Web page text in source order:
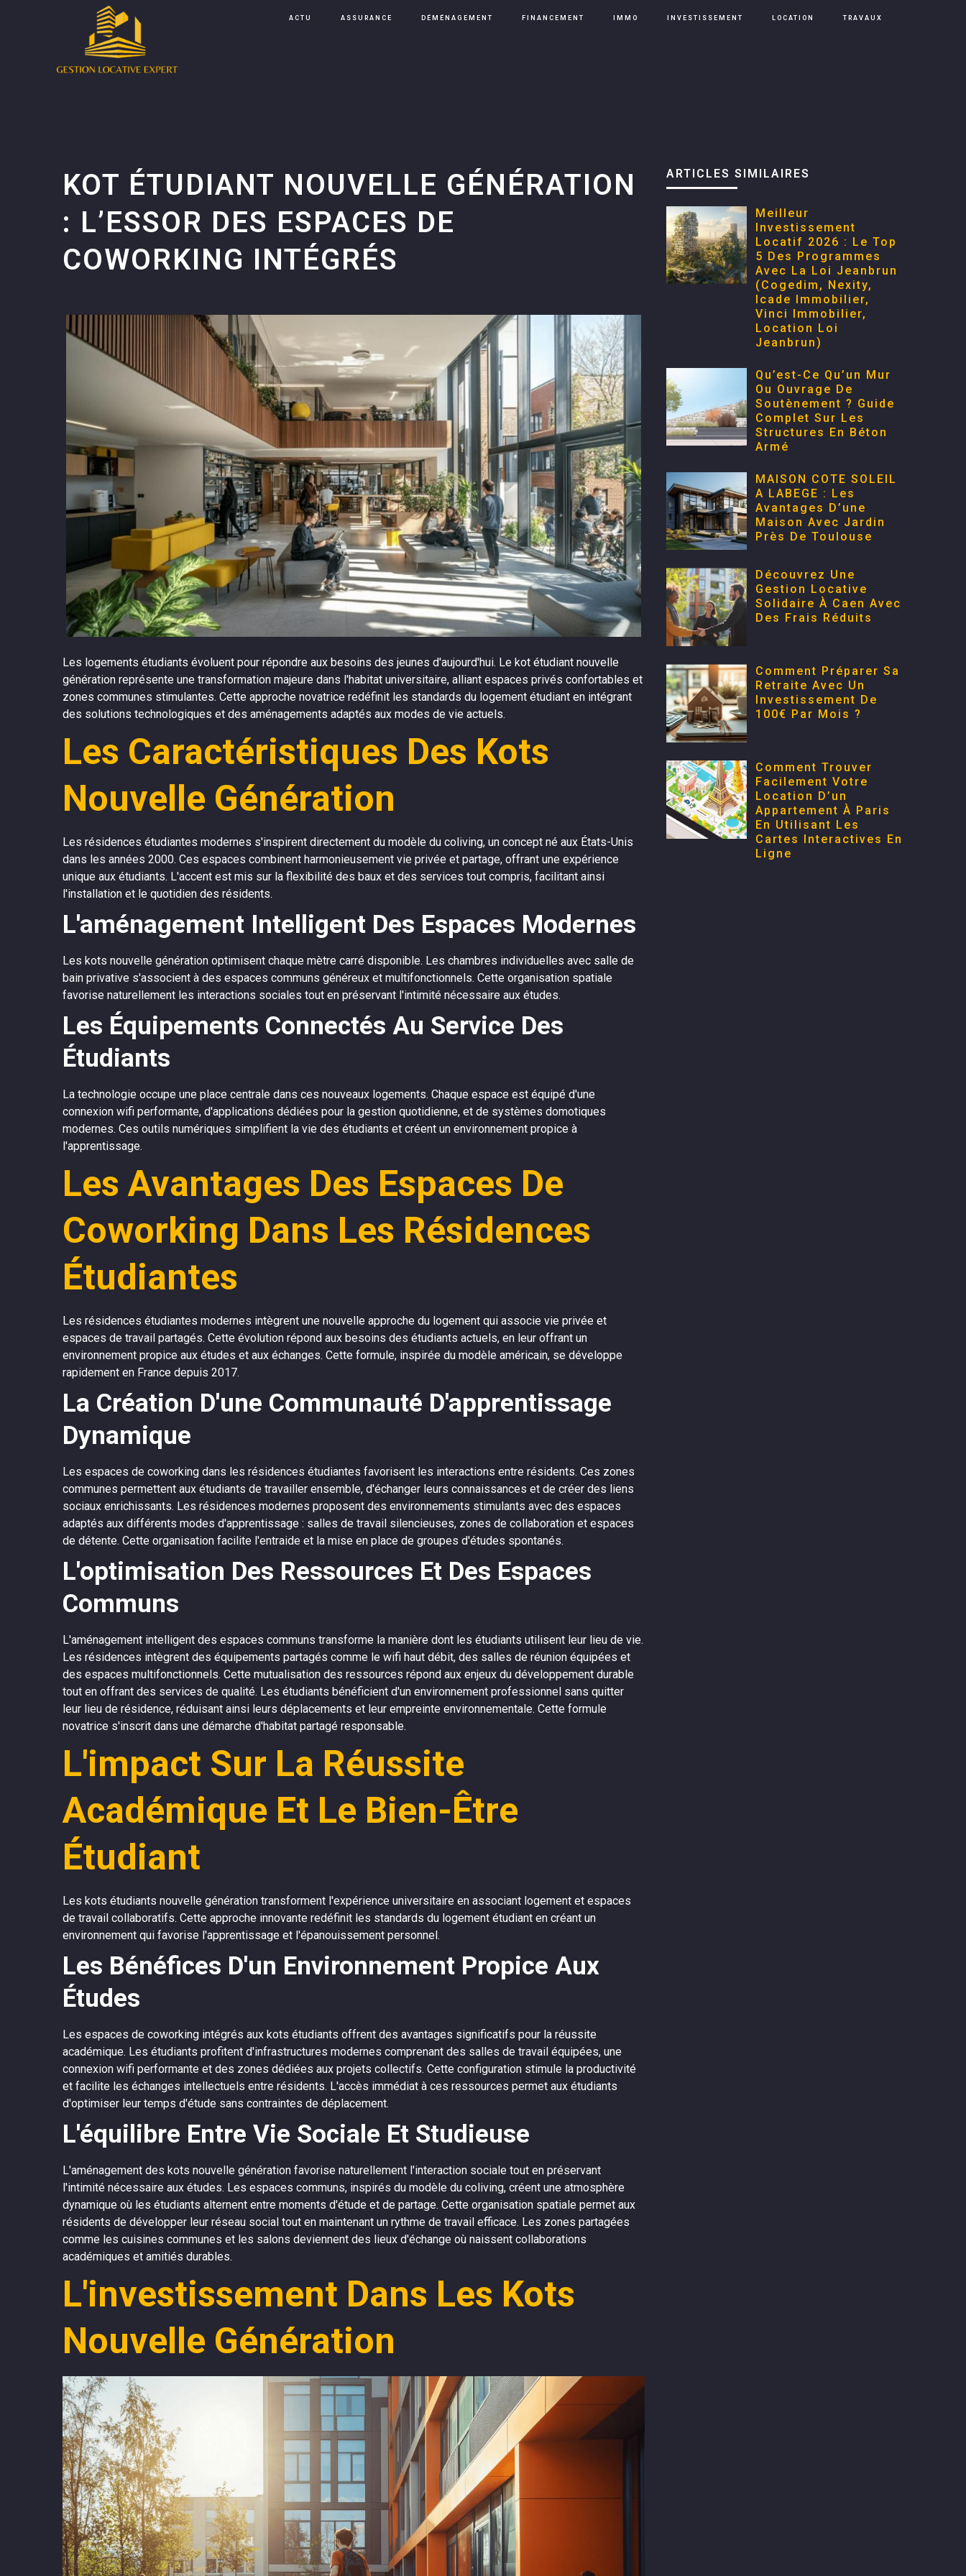
ACTU ASSURANCE DÉMÉNAGEMENT FINANCEMENT IMMO INVESTISSEMENT LOCATION TRAVAUX
KOT ÉTUDIANT NOUVELLE GÉNÉRATION
: L’ESSOR DES ESPACES DE
COWORKING INTÉGRÉS
Les logements étudiants évoluent pour répondre aux besoins des jeunes d'aujourd'hui. Le kot étudiant nouvelle
génération représente une transformation majeure dans l'habitat universitaire, alliant espaces privés confortables et
zones communes stimulantes. Cette approche novatrice redéfinit les standards du logement étudiant en intégrant
des solutions technologiques et des aménagements adaptés aux modes de vie actuels.
Les Caractéristiques Des Kots
Nouvelle Génération
Les résidences étudiantes modernes s'inspirent directement du modèle du coliving, un concept né aux États-Unis
dans les années 2000. Ces espaces combinent harmonieusement vie privée et partage, offrant une expérience
unique aux étudiants. L'accent est mis sur la flexibilité des baux et des services tout compris, facilitant ainsi
l'installation et le quotidien des résidents.
L'aménagement Intelligent Des Espaces Modernes
Les kots nouvelle génération optimisent chaque mètre carré disponible. Les chambres individuelles avec salle de
bain privative s'associent à des espaces communs généreux et multifonctionnels. Cette organisation spatiale
favorise naturellement les interactions sociales tout en préservant l'intimité nécessaire aux études.
Les Équipements Connectés Au Service Des
Étudiants
La technologie occupe une place centrale dans ces nouveaux logements. Chaque espace est équipé d'une
connexion wifi performante, d'applications dédiées pour la gestion quotidienne, et de systèmes domotiques
modernes. Ces outils numériques simplifient la vie des étudiants et créent un environnement propice à
l'apprentissage.
Les Avantages Des Espaces De
Coworking Dans Les Résidences
Étudiantes
Les résidences étudiantes modernes intègrent une nouvelle approche du logement qui associe vie privée et
espaces de travail partagés. Cette évolution répond aux besoins des étudiants actuels, en leur offrant un
environnement propice aux études et aux échanges. Cette formule, inspirée du modèle américain, se développe
rapidement en France depuis 2017.
La Création D'une Communauté D'apprentissage
Dynamique
Les espaces de coworking dans les résidences étudiantes favorisent les interactions entre résidents. Ces zones
communes permettent aux étudiants de travailler ensemble, d'échanger leurs connaissances et de créer des liens
sociaux enrichissants. Les résidences modernes proposent des environnements stimulants avec des espaces
adaptés aux différents modes d'apprentissage : salles de travail silencieuses, zones de collaboration et espaces
de détente. Cette organisation facilite l'entraide et la mise en place de groupes d'études spontanés.
L'optimisation Des Ressources Et Des Espaces
Communs
L'aménagement intelligent des espaces communs transforme la manière dont les étudiants utilisent leur lieu de vie.
Les résidences intègrent des équipements partagés comme le wifi haut débit, des salles de réunion équipées et
des espaces multifonctionnels. Cette mutualisation des ressources répond aux enjeux du développement durable
tout en offrant des services de qualité. Les étudiants bénéficient d'un environnement professionnel sans quitter
leur lieu de résidence, réduisant ainsi leurs déplacements et leur empreinte environnementale. Cette formule
novatrice s'inscrit dans une démarche d'habitat partagé responsable.
L'impact Sur La Réussite
Académique Et Le Bien-Être
Étudiant
Les kots étudiants nouvelle génération transforment l'expérience universitaire en associant logement et espaces
de travail collaboratifs. Cette approche innovante redéfinit les standards du logement étudiant en créant un
environnement qui favorise l'apprentissage et l'épanouissement personnel.
Les Bénéfices D'un Environnement Propice Aux
Études
Les espaces de coworking intégrés aux kots étudiants offrent des avantages significatifs pour la réussite
académique. Les étudiants profitent d'infrastructures modernes comprenant des salles de travail équipées, une
connexion wifi performante et des zones dédiées aux projets collectifs. Cette configuration stimule la productivité
et facilite les échanges intellectuels entre résidents. L'accès immédiat à ces ressources permet aux étudiants
d'optimiser leur temps d'étude sans contraintes de déplacement.
L'équilibre Entre Vie Sociale Et Studieuse
L'aménagement des kots nouvelle génération favorise naturellement l'interaction sociale tout en préservant
l'intimité nécessaire aux études. Les espaces communs, inspirés du modèle du coliving, créent une atmosphère
dynamique où les étudiants alternent entre moments d'étude et de partage. Cette organisation spatiale permet aux
résidents de développer leur réseau social tout en maintenant un rythme de travail efficace. Les zones partagées
comme les cuisines communes et les salons deviennent des lieux d'échange où naissent collaborations
académiques et amitiés durables.
L'investissement Dans Les Kots
Nouvelle Génération
ARTICLES SIMILAIRES
Meilleur
Investissement
Locatif 2026 : Le Top
5 Des Programmes
Avec La Loi Jeanbrun
(Cogedim, Nexity,
Icade Immobilier,
Vinci Immobilier,
Location Loi
Jeanbrun)
Qu’est-Ce Qu’un Mur
Ou Ouvrage De
Soutènement ? Guide
Complet Sur Les
Structures En Béton
Armé
MAISON COTE SOLEIL
A LABEGE : Les
Avantages D’une
Maison Avec Jardin
Près De Toulouse
Découvrez Une
Gestion Locative
Solidaire À Caen Avec
Des Frais Réduits
Comment Préparer Sa
Retraite Avec Un
Investissement De
100€ Par Mois ?
Comment Trouver
Facilement Votre
Location D’un
Appartement À Paris
En Utilisant Les
Cartes Interactives En
Ligne